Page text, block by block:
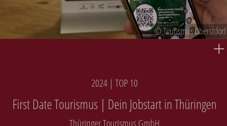
© Tourismus Oberstdorf
2024 | TOP 10
First Date Tourismus | Dein Jobstart in Thüringen
Thüringer Tourismus GmbH